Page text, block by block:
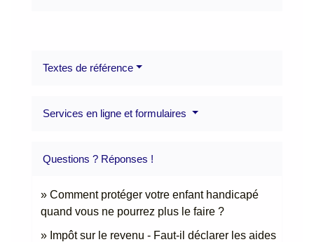
Textes de référence
Services en ligne et formulaires
Questions ? Réponses !
Comment protéger votre enfant handicapé
quand vous ne pourrez plus le faire ?
Impôt sur le revenu - Faut-il déclarer les aides